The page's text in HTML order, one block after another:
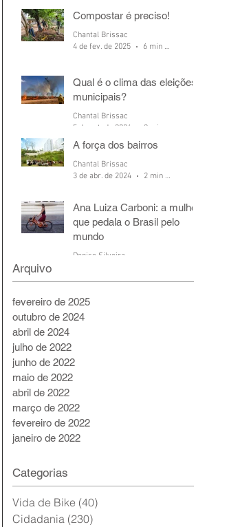
Compostar é preciso!
Chantal Brissac
4 de fev. de 2025
6 min de leitura
Qual é o clima das eleições
municipais?
Chantal Brissac
5 de out. de 2024
A força dos bairros
Chantal Brissac
3 de abr. de 2024
2 min de leitura
Ana Luiza Carboni: a mulher
que pedala o Brasil pelo
mundo
Denise Silveira
Arquivo
fevereiro de 2025
outubro de 2024
abril de 2024
julho de 2022
junho de 2022
maio de 2022
abril de 2022
março de 2022
fevereiro de 2022
janeiro de 2022
Categorias
Vida de Bike (40)
Cidadania (230)